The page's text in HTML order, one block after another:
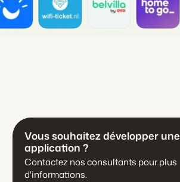
Vous souhaitez développer une
application ?
Contactez nos consultants pour plus
d'informations.